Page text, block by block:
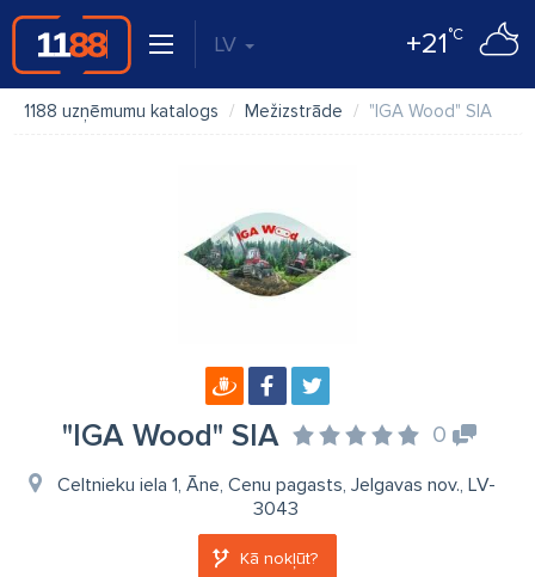
LV +21°C
1188 uzņēmumu katalogs Mežizstrāde "IGA Wood" SIA
"IGA Wood" SIA 0
Celtnieku iela 1, Āne, Cenu pagasts, Jelgavas nov., LV-
3043
Kā nokļūt?